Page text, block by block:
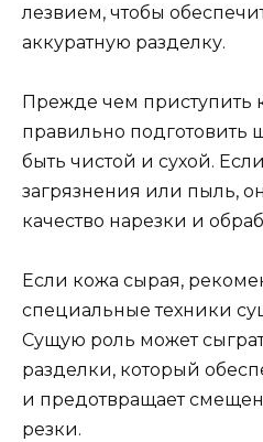
лезвием, чтобы
аккуратную разделку.
Прежде чем приступить
правильно подготовить
быть чистой и сухой.
загрязнения или пыль,
качество нарезки и
Если кожа сырая,
специальные техники
Сущую роль может
разделки, который
и предотвращает
резки.